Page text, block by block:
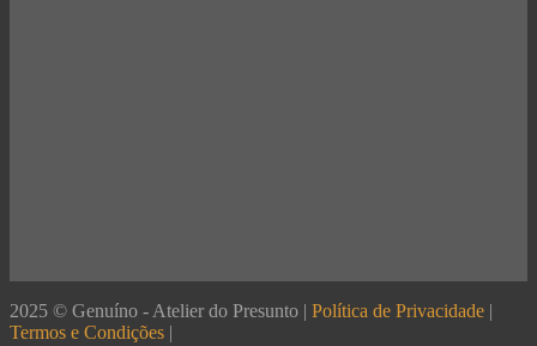
2025 © Genuíno - Atelier do Presunto | Política de Privacidade |
Termos e Condições |